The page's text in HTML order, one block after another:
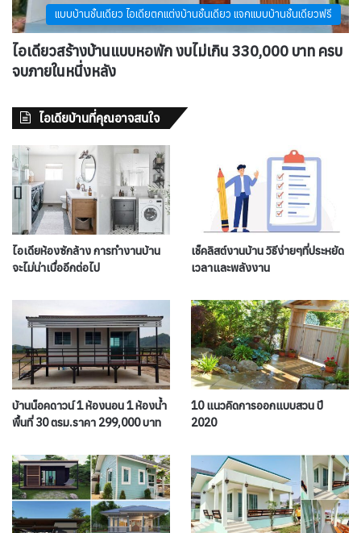
แบบบ้านชั้นเดียว ไอเดียตกแต่งบ้านชั้นเดียว แจกแบบบ้านชั้นเดียวฟรี
ไอเดียวสร้างบ้านแบบหอพัก งบไม่เกิน 330,000 บาท ครบ
จบภายในหนึ่งหลัง
ไอเดียบ้านที่คุณอาจสนใจ
ไอเดียห้องซักล้าง การทำงานบ้าน
จะไม่น่าเบื่ออีกต่อไป
เช็คลิสต์งานบ้าน วิธีง่ายๆที่ประหยัด
เวลาและพลังงาน
บ้านน็อคดาวน์ 1 ห้องนอน 1 ห้องน้ำ
พื้นที่ 30 ตรม.ราคา 299,000 บาท
10 แนวคิดการออกแบบสวน ปี
2020